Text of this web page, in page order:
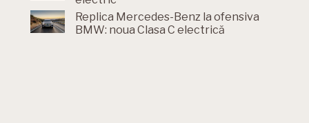
Replica Mercedes-Benz la ofensiva
BMW: noua Clasa C electrică